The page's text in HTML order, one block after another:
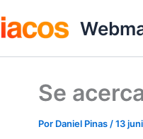
Se
Por Daniel Pinas /13